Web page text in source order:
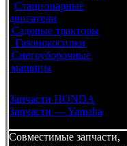
Стационарные
двигатели
Садовые тракторы
Газонокосилки
Снегоуборочные
машины
Запчасти HONDA
Запчасти — Yamaha
Совместимые запчасти,